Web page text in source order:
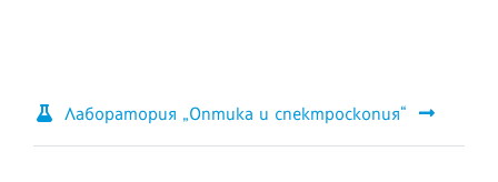
Лаборатория „Оптика и спектроскопия“